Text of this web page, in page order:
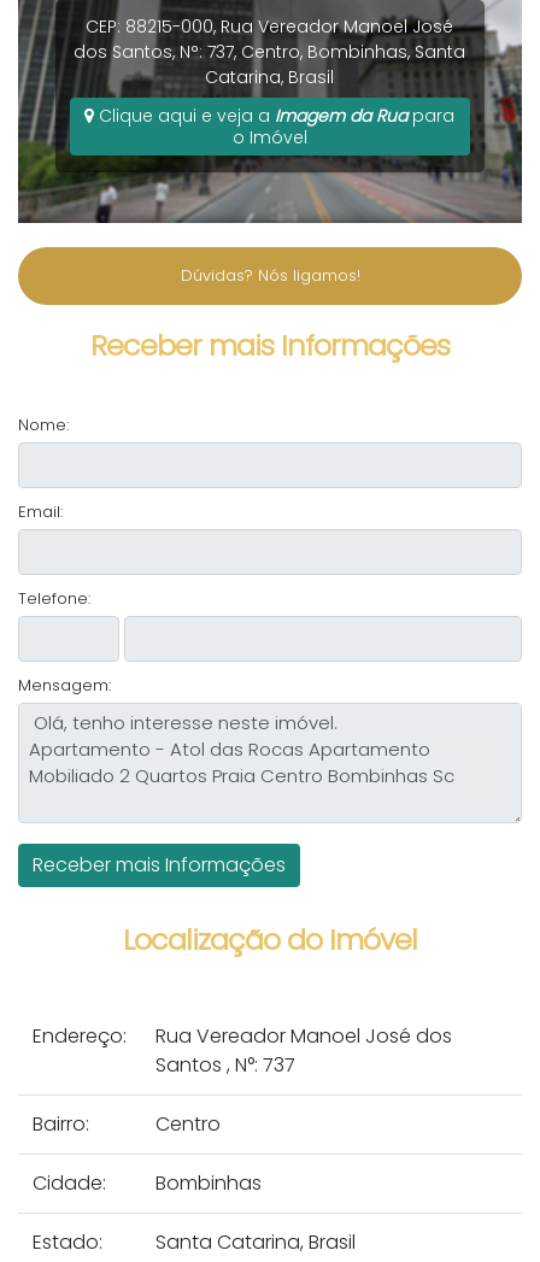
CEP: 88215-000, Rua Vereador Manoel José
dos Santos,N°:737, Centro, Bombinhas, Santa
Catarina, Brasil
Clique aqui e veja a Imagem da Ruapara
o Imóvel
Dúvidas? Nós ligamos!
Receber mais Informações
Nome:
Email:
Telefone:
Mensagem:
Localização do Imóvel
Endereço:
Rua Vereador Manoel José dos
Santos , N°: 737
Bairro: Centro
Cidade: Bombinhas
Estado: Santa Catarina, Brasil